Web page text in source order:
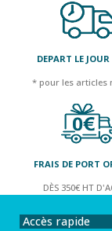
DEPART LE
* pour les articles
FRAIS DE PORT
DÈS 350€ HT
Accès rapide